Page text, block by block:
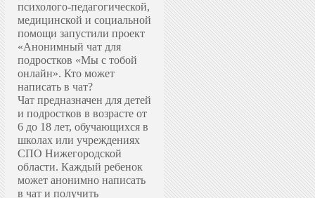
психолого-педагогической,
медицинской и социальной
помощи запустили проект
«Анонимный чат для
подростков «Мы с тобой
онлайн». Кто может
написать в чат?
Чат предназначен для детей
и подростков в возрасте от
6 до 18 лет, обучающихся в
школах или учреждениях
СПО Нижегородской
области. Каждый ребенок
может анонимно написать
в чат и получить